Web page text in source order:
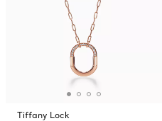
Tiffany Lock